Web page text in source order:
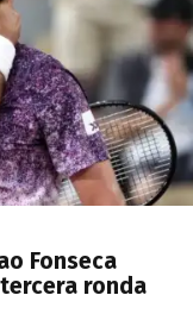
Fonseca
ronda